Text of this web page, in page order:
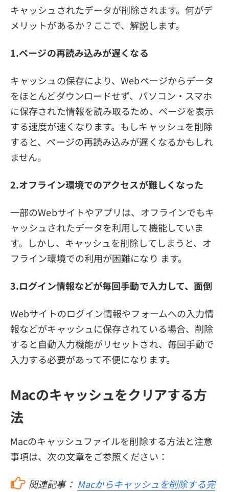
キャッシュされたデータが削除されます。何がデ
メリットがあるか？ここで、解説します。
1.ページの再読み込みが遅くなる
キャッシュの保存により、Webページからデータ
をほとんどダウンロードせず、パソコン・スマホ
に保存された情報を読み取るため、ページを表示
する速度が速くなります。もしキャッシュを削除
すると、ページの再読み込みが遅くなるかもしれ
ません。
2.オフライン環境でのアクセスが難しくなった
一部のWebサイトやアプリは、オフラインでもキ
ャッシュされたデータを利用して機能していま
す。しかし、キャッシュを削除してしまうと、オ
フライン環境での利用が困難になり ます。
3.ログイン情報などが毎回手動で入力して、面倒
Webサイトのログイン情報やフォームへの入力情
報などがキャッシュに保存されている場合、削除
すると自動入力機能がリセットされ、毎回手動で
入力する必要があって不便になります。
Macのキャッシュをクリアする方
法
Macのキャッシュファイルを削除する方法と注意
事項は、次の文章をご参照ください：
関連記事： Macからキャッシュを削除する完